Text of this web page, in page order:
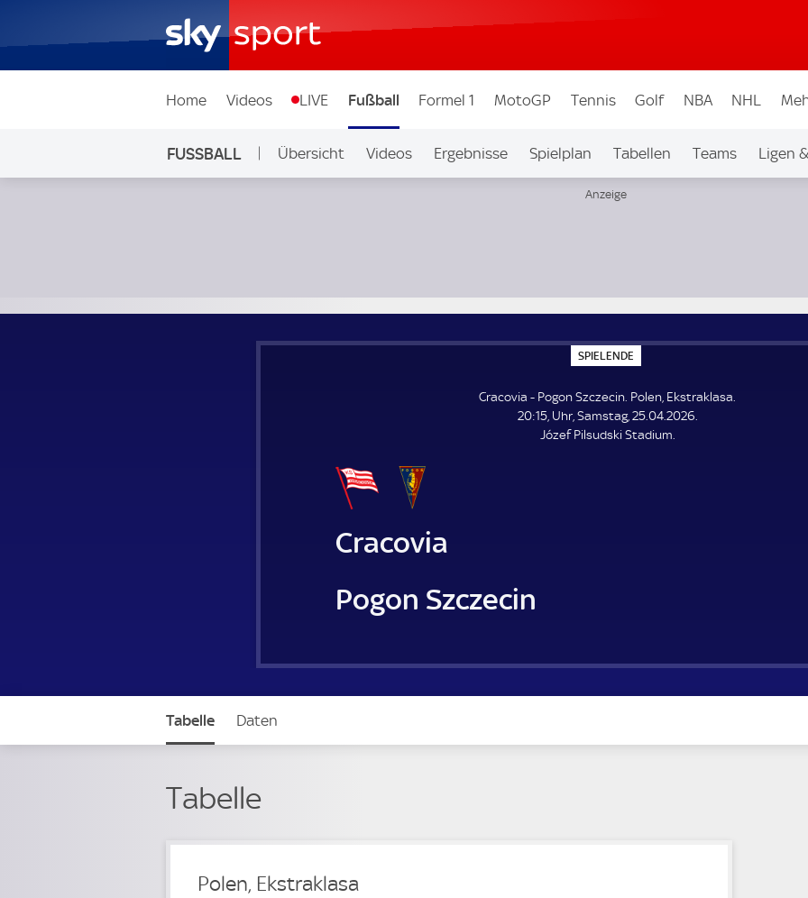
Home Videos LIVE Fußball Formel 1 MotoGP Tennis Golf NBA NHL
FUSSBALL Übersicht Videos Ergebnisse Spielplan Tabellen Teams Ligen
SPIELENDE
P
E
L
E
N
Cracovia - Pogon Szczecin. Polen, Ekstraklasa.
20:15, Uhr, Samstag, 25.04.2026.
Józef Pilsudski Stadium.
Cracovia
Pogon Szczecin
Tabelle Daten
Tabelle
Polen, Ekstraklasa